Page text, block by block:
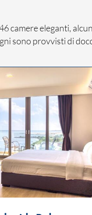
camere eleganti,
sono provvisti di